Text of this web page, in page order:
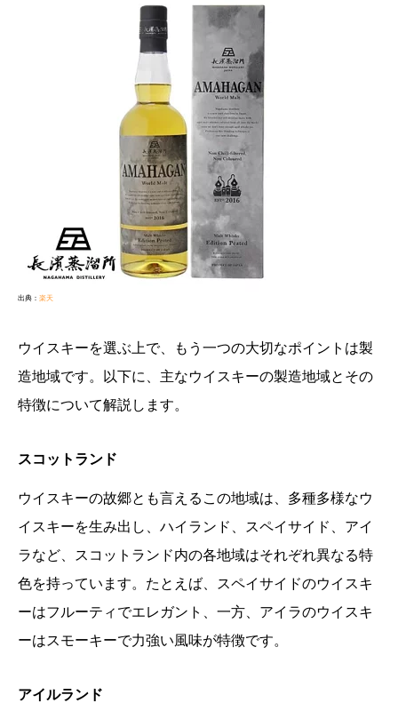
出典： 楽天
ウイスキーを選ぶ上で、もう一つの大切なポイントは製
造地域です。以下に、主なウイスキーの製造地域とその
特徴について解説します。
スコットランド
ウイスキーの故郷とも言えるこの地域は、多種多様なウ
イスキーを生み出し、ハイランド、スペイサイド、アイ
ラなど、スコットランド内の各地域はそれぞれ異なる特
色を持っています。たとえば、スペイサイドのウイスキ
ーはフルーティでエレガント、一方、アイラのウイスキ
ーはスモーキーで力強い風味が特徴です。
アイルランド